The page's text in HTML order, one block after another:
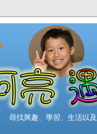
尋找興趣、學習、生活以